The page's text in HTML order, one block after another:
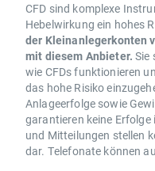
CFD sind komplexe
Hebelwirkung ein hohes
der Kleinanlegerkonten
mit diesem Anbieter. Sie
wie CFDs funktionieren
das hohe Risiko
Anlageerfolge sowie
garantieren keine
und Mitteilungen stellen
dar. Telefonate können